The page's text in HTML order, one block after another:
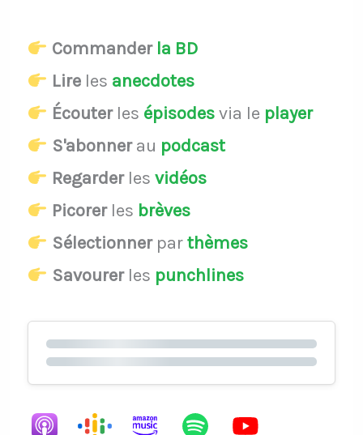
Commander la BD
Lireles anecdotes
Écouterles épisodesvia le player
S'abonnerau podcast
Regarderles vidéos
Picorerles brèves
Sélectionnerparthèmes
Savourerles punchlines